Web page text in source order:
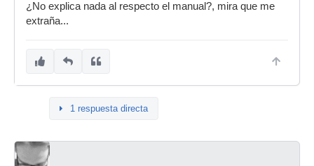
¿No explica nada al respecto el manual?, mira que me
extraña...
1 respuesta directa